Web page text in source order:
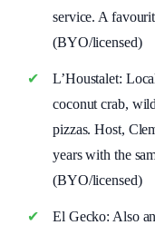
service. A
(BYO/licensed)
L’Houstalet:
coconut crab,
pizzas. Host,
years with the
(BYO/licensed)
El Gecko: Also